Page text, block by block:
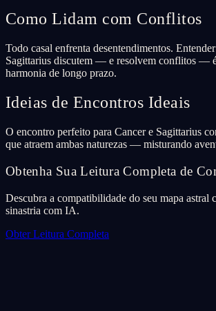
Como Lidam com Conflitos
Todo casal enfrenta desentendimentos.
Sagittarius discutem — e resolvem conflitos —
harmonia de longo prazo.
Ideias de Encontros Ideais
O encontro perfeito para Cancer e Sagittarius
que atraem ambas naturezas — misturando
Obtenha Sua Leitura Completa de
Descubra a compatibilidade do seu mapa astral
sinastria com IA.
Obter Leitura Completa